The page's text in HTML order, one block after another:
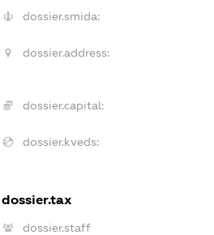
dossier.smida:
dossier.address:
dossier.capital:
dossier.kveds:
dossier.tax
dossier.staff